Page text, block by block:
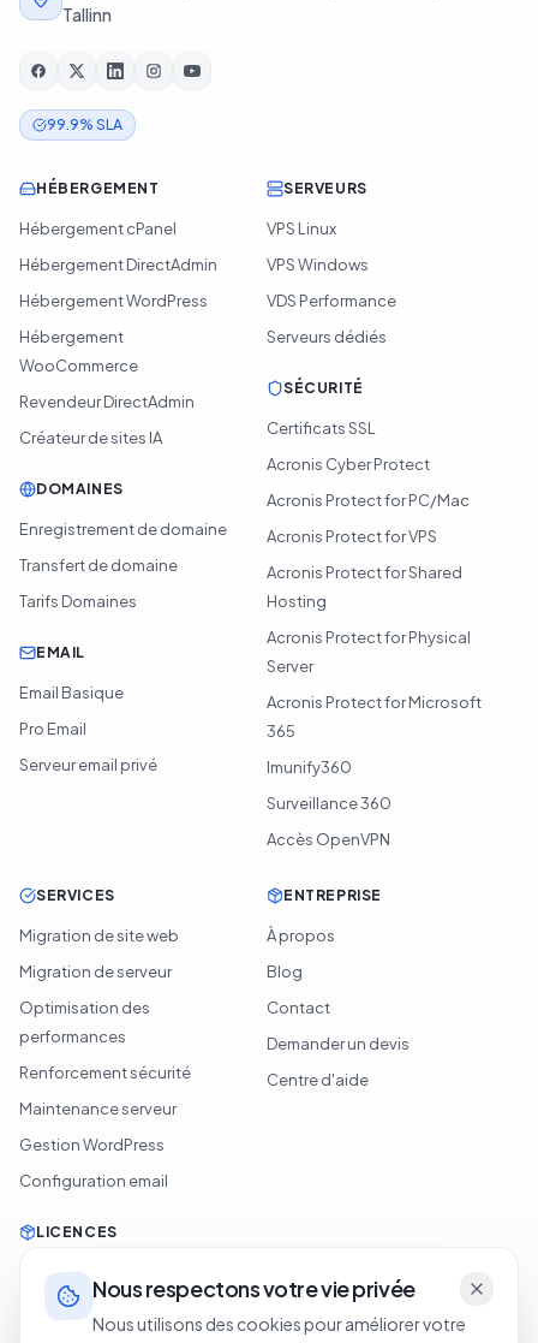
Tallinn
99.9% SLA
HÉBERGEMENT
Hébergement cPanel
Hébergement DirectAdmin
Hébergement WordPress
Hébergement
WooCommerce
Revendeur DirectAdmin
Créateur de sites IA
DOMAINES
Enregistrement de domaine
Transfert de domaine
Tarifs Domaines
EMAIL
Email Basique
Pro Email
Serveur email privé
SERVEURS
VPS Linux
VPS Windows
VDS Performance
Serveurs dédiés
SÉCURITÉ
Certificats SSL
Acronis Cyber Protect
Acronis Protect for PC/Mac
Acronis Protect for VPS
Acronis Protect for Shared
Hosting
Acronis Protect for Physical
Server
Acronis Protect for Microsoft
365
Imunify360
Surveillance 360
Accès OpenVPN
SERVICES
Migration de site web
Migration de serveur
Optimisation des
performances
Renforcement sécurité
Maintenance serveur
Gestion WordPress
Configuration email
LICENCES
cPanel
ENTREPRISE
À propos
Blog
Contact
Demander un devis
Centre d'aide
Nous respectons votre vie privée
Nous utilisons des cookies pour améliorer votre